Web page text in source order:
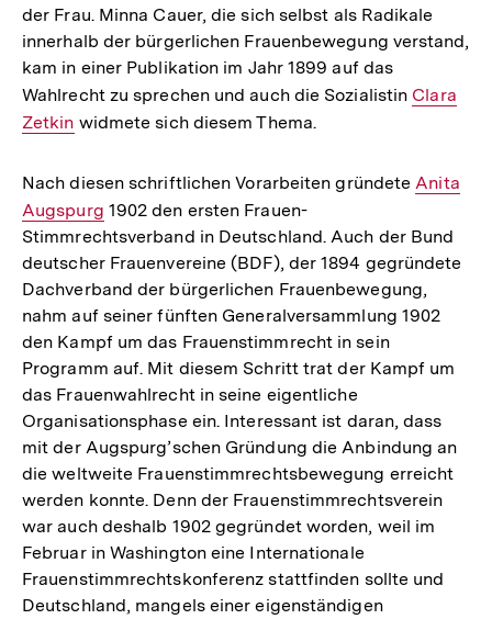
der Frau. Minna Cauer, die sich selbst als Radikale
innerhalb der bürgerlichen Frauenbewegung verstand,
kam in einer Publikation im Jahr 1899 auf das
Wahlrecht zu sprechen und auch die Sozialistin Interner
Clara
Zetkin widmete sich diesem Thema.
Nach diesen schriftlichen Vorarbeiten gründeteInterner
Anita
Augspurg 1902 den ersten Frauen-
Stimmrechtsverband in Deutschland. Auch der Bund
deutscher Frauenvereine (BDF), der 1894 gegründete
Dachverband der bürgerlichen Frauenbewegung,
nahm auf seiner fünften Generalversammlung 1902
den Kampf um das Frauenstimmrecht in sein
Programm auf. Mit diesem Schritt trat der Kampf um
das Frauenwahlrecht in seine eigentliche
Organisationsphase ein. Interessant ist daran, dass
mit der Augspurg’schen Gründung die Anbindung an
die weltweite Frauenstimmrechtsbewegung erreicht
werden konnte. Denn der Frauenstimmrechtsverein
war auch deshalb 1902 gegründet worden, weil im
Februar in Washington eine Internationale
Frauenstimmrechtskonferenz stattfinden sollte und
Deutschland, mangels einer eigenständigen